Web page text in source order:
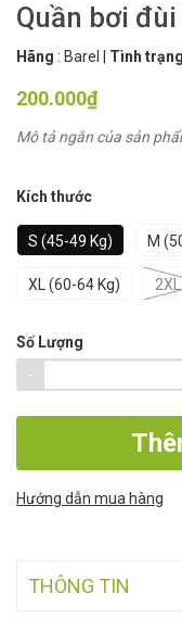
Quần bơi
Hãng : Barel Tình trạng
200.000₫
Mô tả ngắn của sản
Kích thước
S (45-49 Kg) M
XL (60-64 Kg)
Số Lượng
-
Hướng dẫn mua hàng
THÔNG TIN